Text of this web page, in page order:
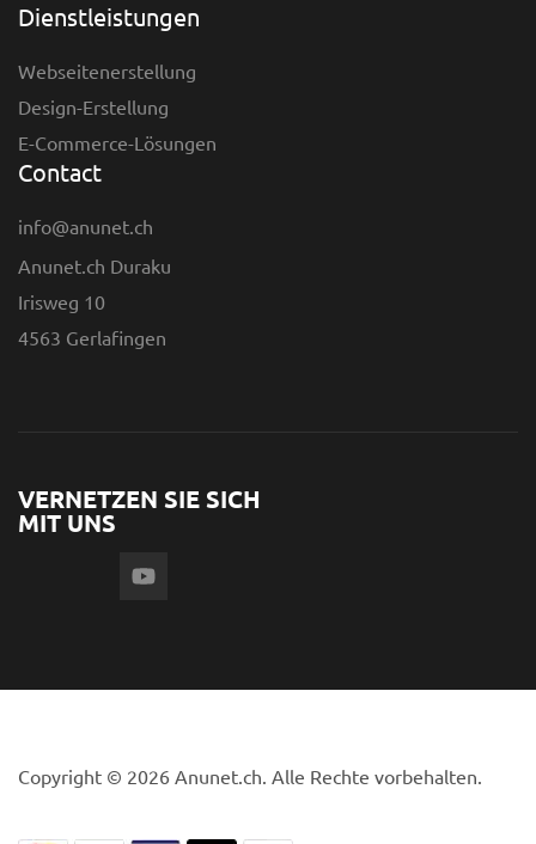
Dienstleistungen
Webseitenerstellung
Design-Erstellung
E-Commerce-Lösungen
Contact
info@anunet.ch
Anunet.ch Duraku
Irisweg 10
4563 Gerlafingen
VERNETZEN SIE SICH
MIT UNS
Copyright © 2026 Anunet.ch. Alle Rechte vorbehalten.